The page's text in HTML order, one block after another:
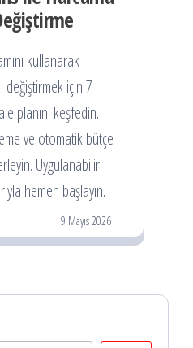
kullanarak
değiştirmek için 7
planını keşfedin.
ve otomatik bütçe
Uygulanabilir
hemen başlayın.
9 Mayıs 2026